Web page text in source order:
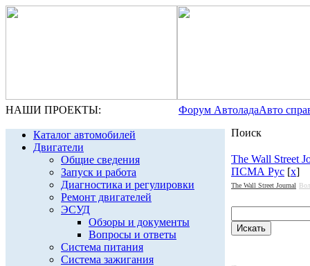
НАШИ ПРОЕКТЫ: Форум АвтоладаАвто
Каталог автомобилей
Двигатели
Общие сведения
Запуск и работа
Диагностика и регулировки
Ремонт двигателей
ЭСУД
Обзоры и документы
Вопросы и ответы
Система питания
Система зажигания
Поиск
The Wall Street
ПСМА Рус [x]
The Wall Street Journal